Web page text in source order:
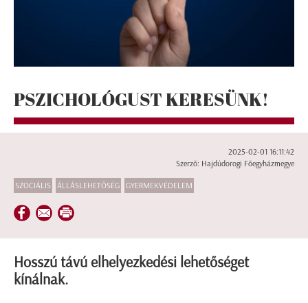
PSZICHOLÓGUST KERESÜNK!
2025-02-01 16:11:42
Szerző: Hajdúdorogi Főegyházmegye
SZOCIÁLIS ÁLLÁSLEHETŐSÉG GYERMEKVÉDELEM
Hosszú távú elhelyezkedési lehetőséget
kínálnak.